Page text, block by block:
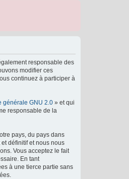
responsable des
modifier ces
continuez à participer à
générale GNU 2.0 » et qui
responsable de la
pays, du pays dans
définitif et nous nous
Vous acceptez le fait
En tant
à une tierce partie sans